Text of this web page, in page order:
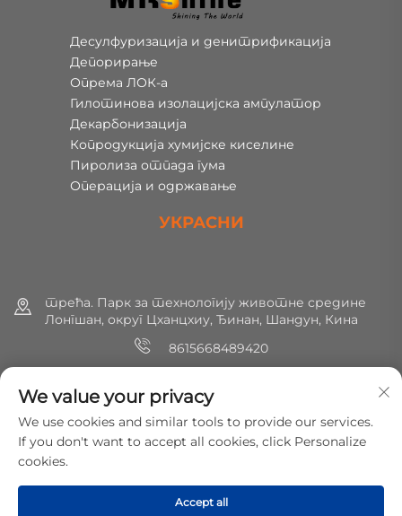
Десулфуризација и денитрификација
Депорирање
Опрема ЛОК-а
Гилотинова изолацијска ампулатор
Декарбонизација
Копродукција хумијске киселине
Пиролиза отпада гума
Операција и одржавање
УКРАСНИ
трећа. Парк за технологију животне средине
Лонгшан, округ Цханцхиу, Ђинан, Шандун, Кина
8615668489420
[email protected]
Цо., Лтд. Сва права су резервисана.
We value your privacy
We use cookies and similar tools to provide our services.
If you don't want to accept all cookies, click Personalize
cookies.
Accept all